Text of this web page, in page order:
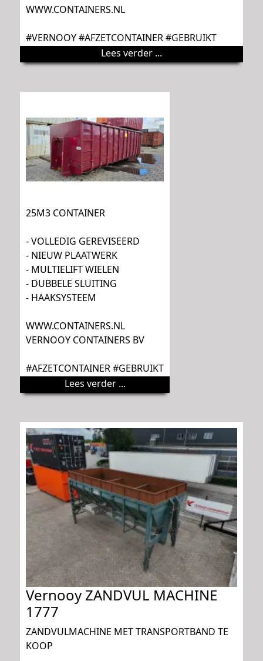
WWW.CONTAINERS.NL
#VERNOOY #AFZETCONTAINER #GEBRUIKT
Lees verder ...
25M3 CONTAINER
- VOLLEDIG GEREVISEERD
- NIEUW PLAATWERK
- MULTIELIFT WIELEN
- DUBBELE SLUITING
- HAAKSYSTEEM
WWW.CONTAINERS.NL
VERNOOY CONTAINERS BV
#AFZETCONTAINER #GEBRUIKT
Lees verder ...
Vernooy ZANDVUL MACHINE
1777
ZANDVULMACHINE MET TRANSPORTBAND TE
KOOP